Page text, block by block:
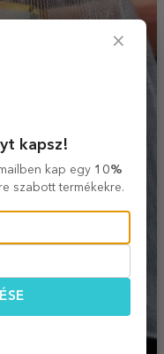
×
kapsz!
kap egy 10%
szabott termékekre.